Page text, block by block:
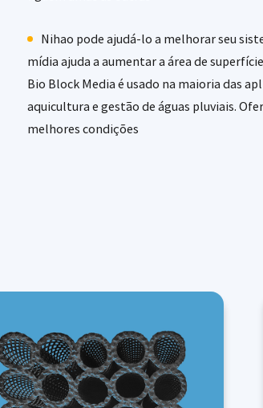
Nihao pode ajudá-lo a melhorar seu
mídia ajuda a aumentar a área de
Bio Block Media é usado na maioria das
aquicultura e gestão de águas pluviais.
melhores condições